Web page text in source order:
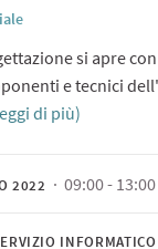
si apre
e tecnici
di più)
2022 · 09:00 - 13:00
INFORMATICO